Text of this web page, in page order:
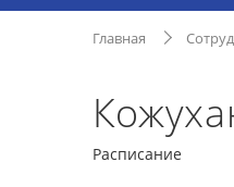
Главная
Расписание